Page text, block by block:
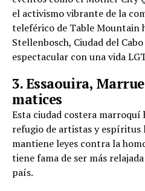
el activismo vibrante de la
teleférico de Table Mountain
Stellenbosch, Ciudad del
espectacular con una vida
3. Essaouira,
matices
Esta ciudad costera
refugio de artistas y espíritus
mantiene leyes contra la
tiene fama de ser más
país.